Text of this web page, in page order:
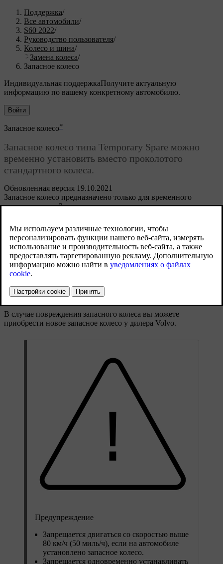
Поддержка/
Все автомобили/
S60 2022/
Руководство пользователя/
Колесо и шина/
Замена колеса/
Запасное колесо
Индивидуальная поддержкаПолучите актуальную
информацию по вашему конкретному автомобилю.
Войти
Обновленная версия 19.10.2021
Запасное колесо*
Запасное колесо типа Temporary Spare можно
временно установить вместо проколотого
стандартного колеса.
Запасное колесо предназначено только для временного
использования. Замените его стандартным колесом, как
Запасное колесо может изменить управляемость автомобиля и
уменьшить дорожный просвет. Не мойте автомобиль на
автоматической мойке, если используется Temporary Spare.
Рекомендуемое давление в шинах необходимо поддерживать
в автомобиле.
В случае повреждения запасного колеса вы можете
приобрести новое запасное колесо у дилера Volvo.
Предупреждение
Запрещается двигаться со скоростью выше
80 км/ч (50 миль/ч), если на автомобиле
установлено запасное колесо.
Запрещается одновременно устанавливать